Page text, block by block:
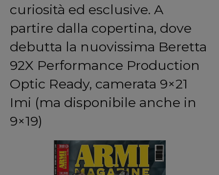
curiosità ed esclusive. A
partire dalla copertina, dove
debutta la nuovissima Beretta
92X Performance Production
Optic Ready, camerata 9×21
Imi (ma disponibile anche in
9×19)